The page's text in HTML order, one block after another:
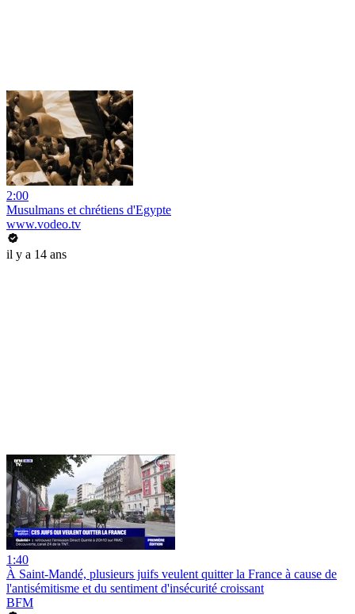
2:00
Musulmans et chrétiens d'Egypte
www.vodeo.tv
il y a 14 ans
1:40
À Saint-Mandé, plusieurs juifs veulent quitter la France à cause de
l'antisémitisme et du sentiment d'insécurité croissant
BFM